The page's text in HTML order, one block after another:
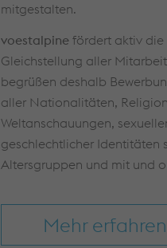
mitgestalten.
voestalpine fördert aktiv
Gleichstellung aller
begrüßen deshalb
aller Nationalitäten,
Weltanschauungen,
geschlechtlicher Identitäten
Altersgruppen und mit und
Mehr erfahren